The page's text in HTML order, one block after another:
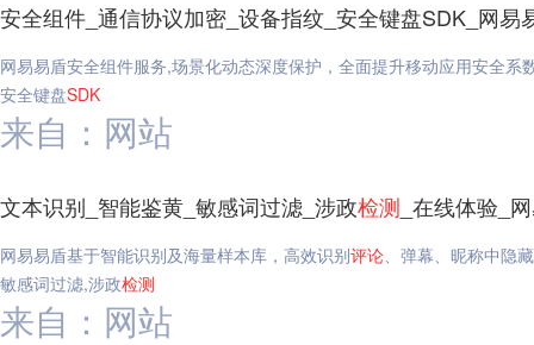
安全组件_通信协议加密_设备指纹_安全键盘SDK_网易
网易易盾安全组件服务,场景化动态深度保护，全面提升移动应用安全
安全键盘SDK
来自：网站
文本识别_智能鉴黄_敏感词过滤_涉政检测 _在线体验_
网易易盾基于智能识别及海量样本库，高效识别评论、弹幕、昵称中隐
敏感词过滤,涉政检测
来自：网站